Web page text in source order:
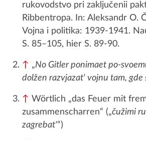
rukovodstvo pri zaključenii
Ribbentropa. In: Aleksandr O.
Vojna i politika: 1939-1941.
S. 85–105, hier S. 89-90.
↑ „No Gitler ponimaet po-
dolžen razvjazat' vojnu tam, gde
↑ Wörtlich „das Feuer mit
zusammenscharren“ („čužimi
zagrebat'“)